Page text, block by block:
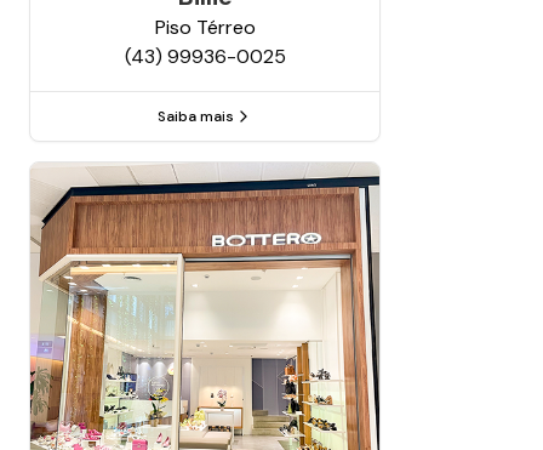
Piso Térreo
(43) 99936-0025
Saiba mais